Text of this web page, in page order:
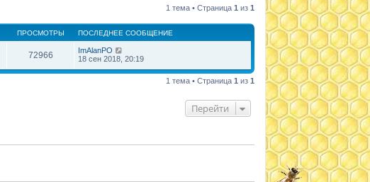
1 тема • Страница 1 из 1
ПРОСМОТРЫ ПОСЛЕДНЕЕ СООБЩЕНИЕ
72966
ImAlanPO
18 сен 2018, 20:19
1 тема • Страница 1 из 1
Перейти